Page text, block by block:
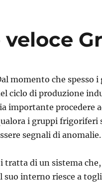
momento che spesso
ciclo di produzione
importante procedere
i gruppi frigoriferi
segnali di
tratta di un sistema
suo interno riesce a